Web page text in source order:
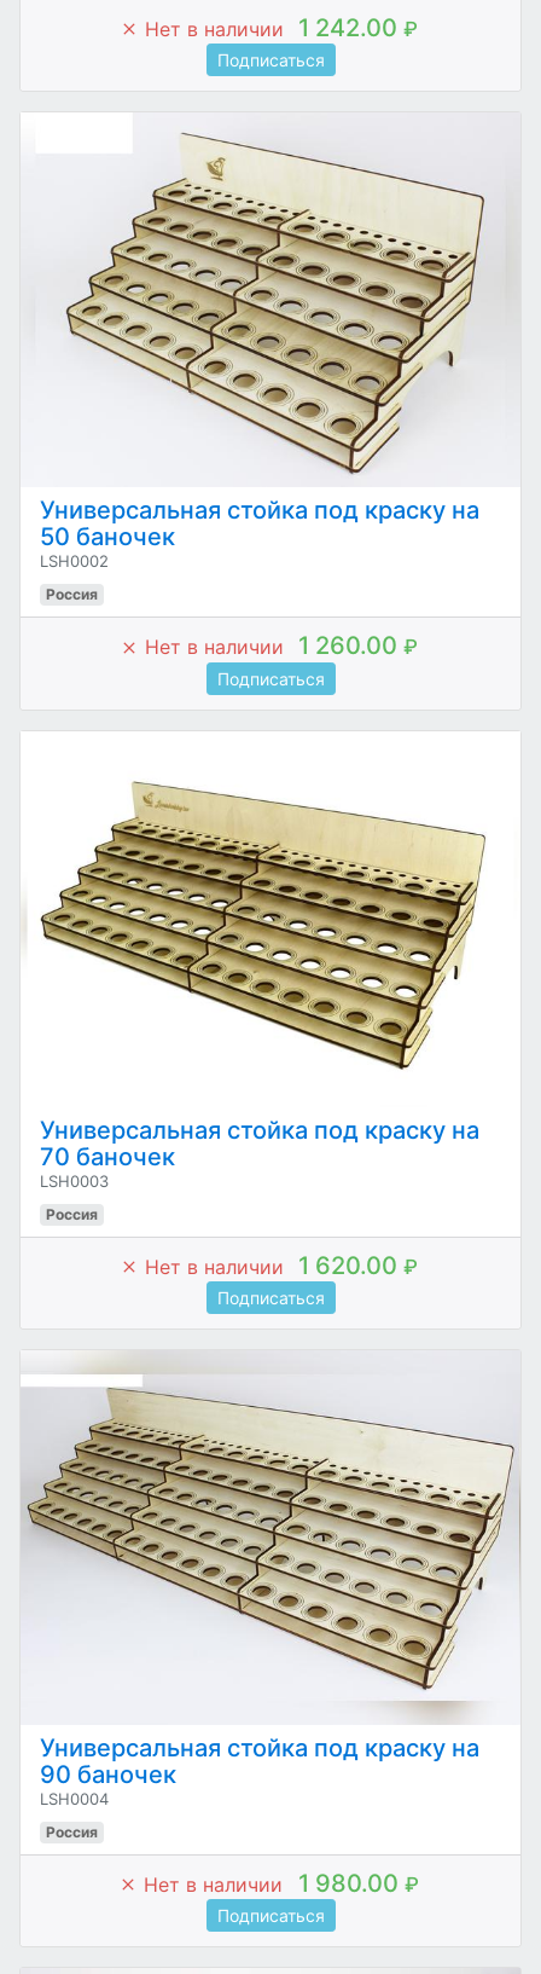
Нет в наличии 1 242.00 ₽
Подписаться
Универсальная стойка под краску на
50 баночек
LSH0002
Россия
Нет в наличии 1 260.00 ₽
Подписаться
Универсальная стойка под краску на
70 баночек
LSH0003
Россия
Нет в наличии 1 620.00 ₽
Подписаться
Универсальная стойка под краску на
90 баночек
LSH0004
Россия
Нет в наличии 1 980.00 ₽
Подписаться